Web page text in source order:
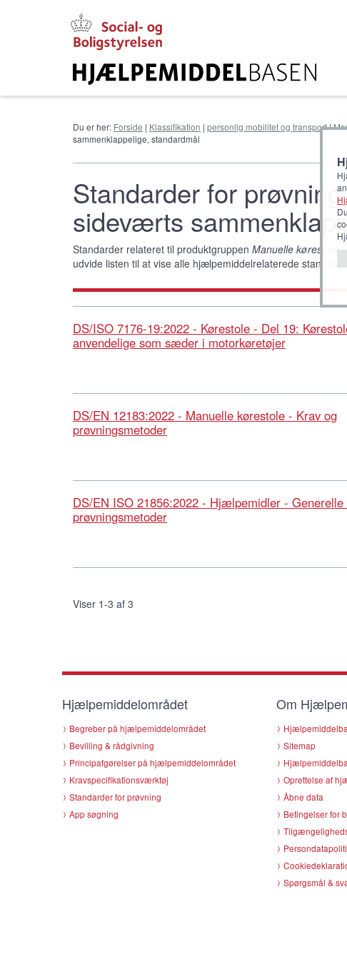
Du er her: Forside | Klassifikation | personlig mobilitet og transport|
sammenklappelige, standardmål
Standarder for
sideværts
Standarder relateret til produktgruppen Manuelle kørestole,
udvide listen til at vise alle hjælpemiddelrelaterede
DS/ISO 7176-19:2022 - Kørestole - Del 19:
anvendelige som sæder i motorkøretøjer
DS/EN 12183:2022 - Manuelle kørestole - Krav og
prøvningsmetoder
DS/EN ISO 21856:2022 - Hjælpemidler - Generelle
prøvningsmetoder
Viser 1-3 af 3
Hjælpemiddelområdet
Begreber på hjælpemiddelområdet
Bevilling & rådgivning
Principafgørelser på hjælpemiddelområdet
Kravspecifikationsværktøj
Standarder for prøvning
App søgning
Om
Sitemap
Oprettelse af
Åbne data
Betingelser for
Spørgsmål &